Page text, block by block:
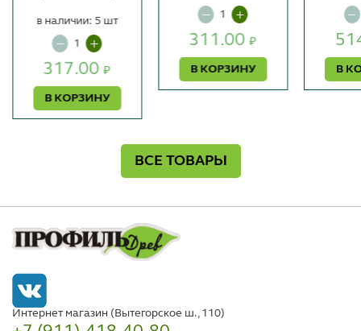
317.00₽
В КОРЗИНУ
в наличии: 5 шт
311.00₽
В КОРЗИНУ В
ВСЕ ТОВАРЫ
Интернет магазин (Вытегорское ш., 110)